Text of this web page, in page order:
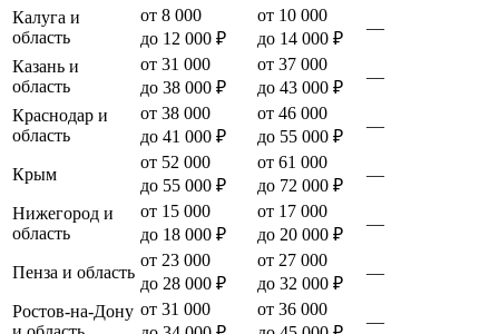
Калуга и
область
от 8 000
до 12 000 ₽
от 10 000
до 14 000 ₽
—
Казань и
область
от 31 000
до 38 000 ₽
от 37 000
до 43 000 ₽
—
Краснодар и
область
от 38 000
до 41 000 ₽
от 46 000
до 55 000 ₽
—
Крым
от 52 000
до 55 000 ₽
от 61 000
до 72 000 ₽
—
Нижегород и
область
от 15 000
до 18 000 ₽
от 17 000
до 20 000 ₽
—
Пенза и область
от 23 000
до 28 000 ₽
от 27 000
до 32 000 ₽
—
Ростов-на-Дону от 31 000
от 36 000
—